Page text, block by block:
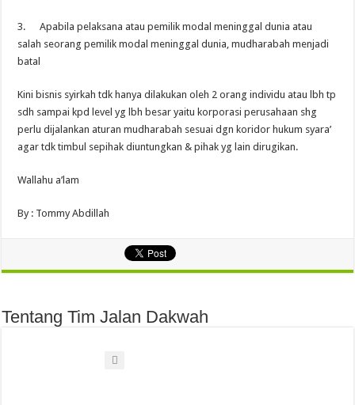
3. Apabila pelaksana atau pemilik modal meninggal dunia atau
salah seorang pemilik modal meninggal dunia, mudharabah menjadi
batal
Kini bisnis syirkah tdk hanya dilakukan oleh 2 orang individu atau lbh tp
sdh sampai kpd level yg lbh besar yaitu korporasi perusahaan shg
perlu dijalankan aturan mudharabah sesuai dgn koridor hukum syara’
agar tdk timbul sepihak diuntungkan & pihak yg lain dirugikan.
Wallahu a’lam
By : Tommy Abdillah
Tentang Tim Jalan Dakwah